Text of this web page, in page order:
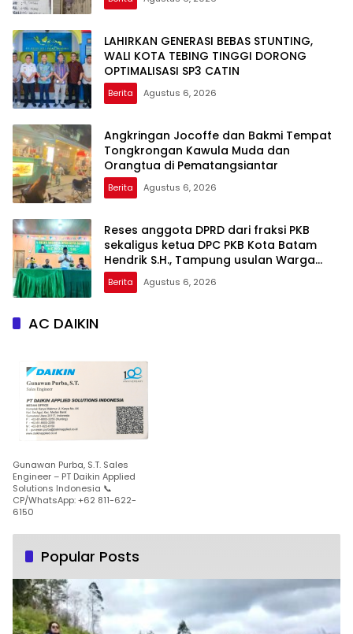
LAHIRKAN GENERASI BEBAS STUNTING,
WALI KOTA TEBING TINGGI DORONG
OPTIMALISASI SP3 CATIN
Berita Agustus 6, 2026
Angkringan Jocoffe dan Bakmi Tempat
Tongkrongan Kawula Muda dan
Orangtua di Pematangsiantar
Berita Agustus 6, 2026
Reses anggota DPRD dari fraksi PKB
sekaligus ketua DPC PKB Kota Batam
Hendrik S.H., Tampung usulan Warga
Patam Indah Minta Jalan, Ambulans, dan
Sarana Olahraga
Berita Agustus 6, 2026
AC DAIKIN
Gunawan Purba, S.T. Sales
Engineer – PT Daikin Applied
Solutions Indonesia 📞
CP/WhatsApp: +62 811-622-
6150
Popular Posts